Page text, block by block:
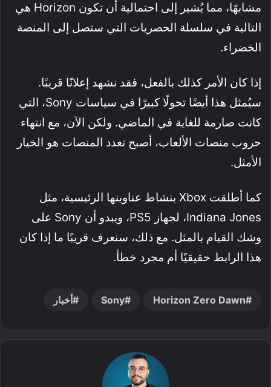
مشابهًا، مما يُشير إلى احتمالية أن تكون Horizon هي
التالية في سلسلة الحصريات التي ستصل إلى المنصة
الخضراء.
إذا كان الأمر كذلك بالفعل، فقد نشهد إعلانًا قريبًا.
سيُمثل هذا أيضًا تحولًا كبيرًا في سياسات Sony، التي
كانت صارمة للغاية في الماضي. ولكن الآن، مع انتهاء
حروب منصات الألعاب، أصبح تعدد المنصات هو الخيار
الأمثل.
كما أطلقت Xbox بنشاط عناوينها الرئيسية، مثل
Indiana Jones، لجهاز PS5، ويبدو أن Sony على
وشك القيام بالمثل. مع ذلك، سنعرف قريبًا ما إذا كان
هذا الرابط حقيقيًا أم مجرد خطأ.
Horizon Zero Dawn
Sony أخبار